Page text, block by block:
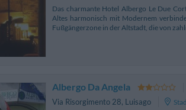
Das charmante Hotel Albergo Le Due
Altes harmonisch mit Modernem
Fußgängerzone in der Altstadt, die von
Albergo Da Angela
Via Risorgimento 28, Luisago